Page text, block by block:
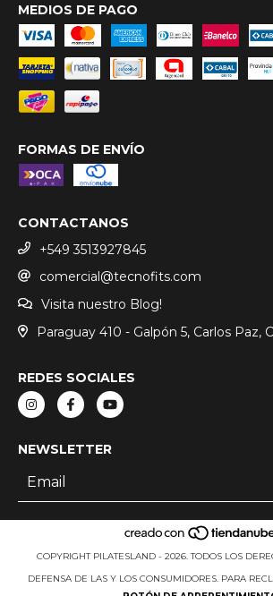
MEDIOS DE PAGO
FORMAS DE ENVÍO
CONTACTANOS
+549 3513927845
comercial@tecnofits.com
Visita nuestro Blog!
Paraguay 410 - Galpón 5, Carlos Paz,
REDES SOCIALES
NEWSLETTER
COPYRIGHT PILATESLAND - 2026. TODOS LOS
DEFENSA DE LAS Y LOS CONSUMIDORES. PARA